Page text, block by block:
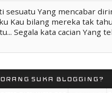
sesuatu Yang mencabar
Kau bilang mereka tak
Segala kata cacian Yang
SUKA BLOGGING?